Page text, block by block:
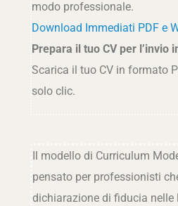
modo professionale.
Download Immediati PDF e
Prepara il tuo CV per l’invio
Scarica il tuo CV in formato
solo clic.
Il modello di Curriculum
pensato per professionisti
dichiarazione di fiducia nelle